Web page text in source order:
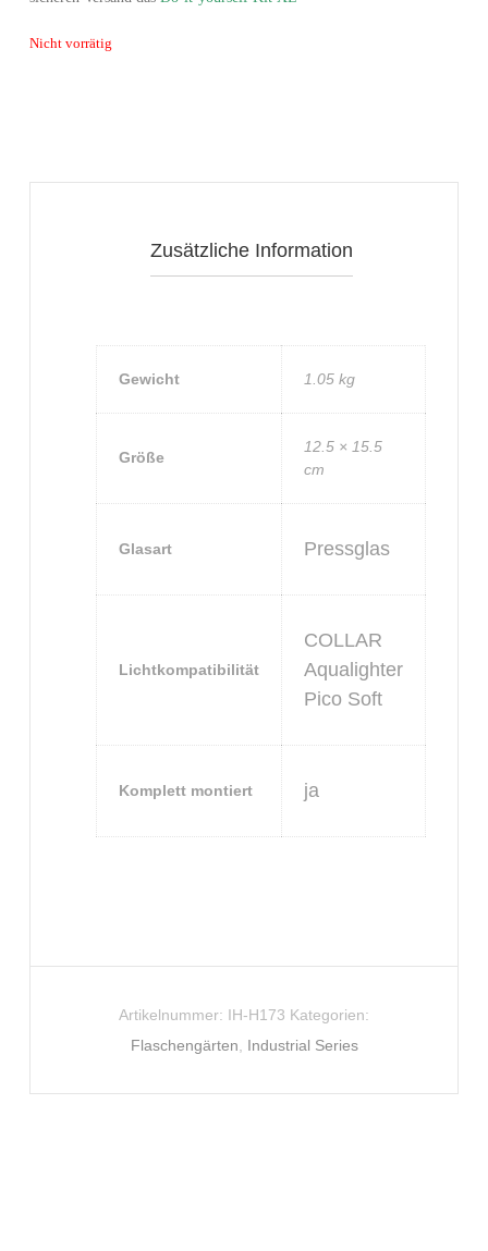
Nicht vorrätig
Zusätzliche Information
Gewicht 1.05 kg
Größe
12.5 × 15.5
cm
Glasart Pressglas
Lichtkompatibilität
COLLAR
Aqualighter
Pico Soft
Komplett montiert ja
Artikelnummer: IH-H173 Kategorien:
Flaschengärten
Industrial Series